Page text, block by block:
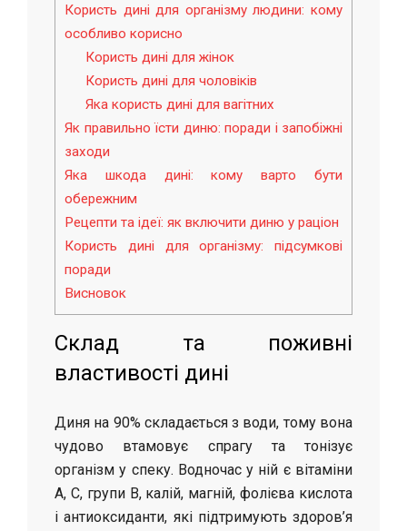
Користь дині для організму людини: кому
особливо корисно
Користь дині для жінок
Користь дині для чоловіків
Яка користь дині для вагітних
Як правильно їсти диню: поради і запобіжні
заходи
Яка шкода дині: кому варто бути
обережним
Рецепти та ідеї: як включити диню у раціон
Користь дині для організму: підсумкові
поради
Висновок
Склад та поживні
властивості дині
Диня на 90% складається з води, тому вона
чудово втамовує спрагу та тонізує
організм у спеку. Водночас у ній є вітаміни
A, C, групи B, калій, магній, фолієва кислота
і антиоксиданти, які підтримують здоров’я